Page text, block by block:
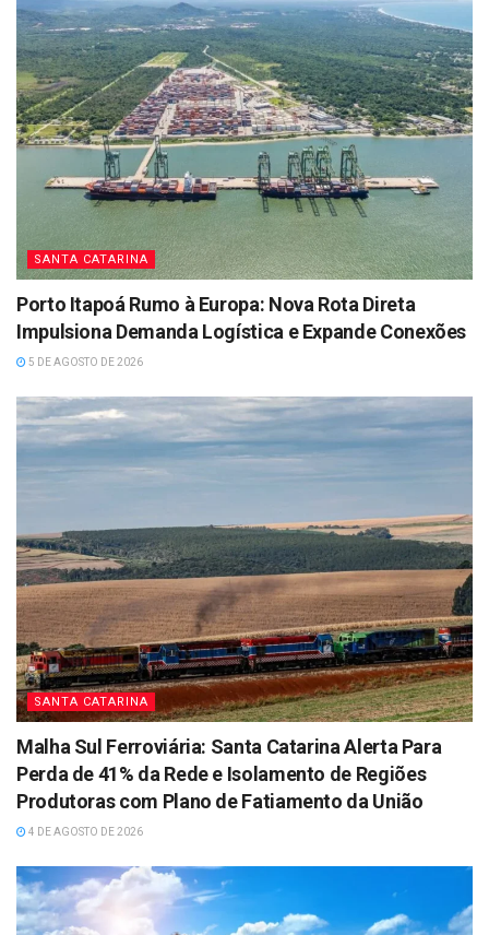
SANTA CATARINA
Porto Itapoá Rumo à Europa: Nova Rota Direta
Impulsiona Demanda Logística e Expande Conexões
5 DE AGOSTO DE 2026
SANTA CATARINA
Malha Sul Ferroviária: Santa Catarina Alerta Para
Perda de 41% da Rede e Isolamento de Regiões
Produtoras com Plano de Fatiamento da União
4 DE AGOSTO DE 2026